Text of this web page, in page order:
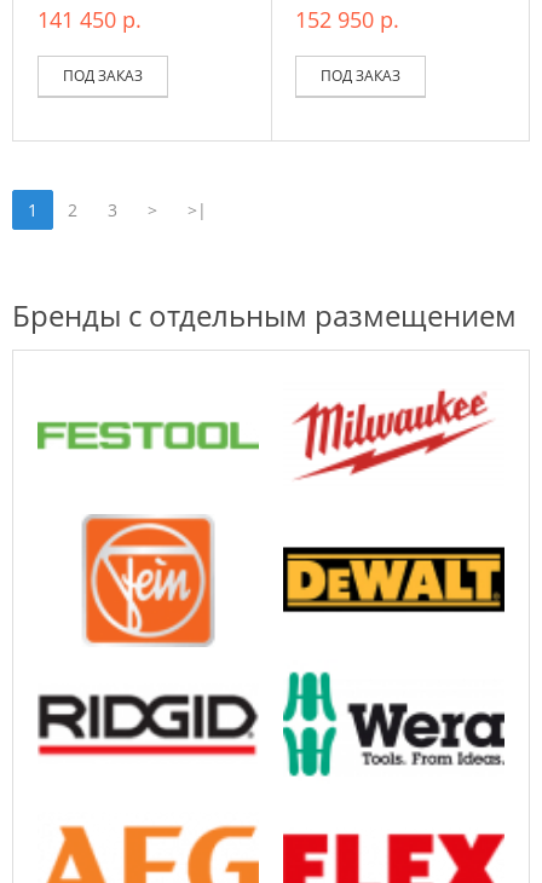
141 450 р.
ПОД ЗАКАЗ
152 950 р.
ПОД ЗАКАЗ
1 2 3 > >|
Бренды с отдельным размещением